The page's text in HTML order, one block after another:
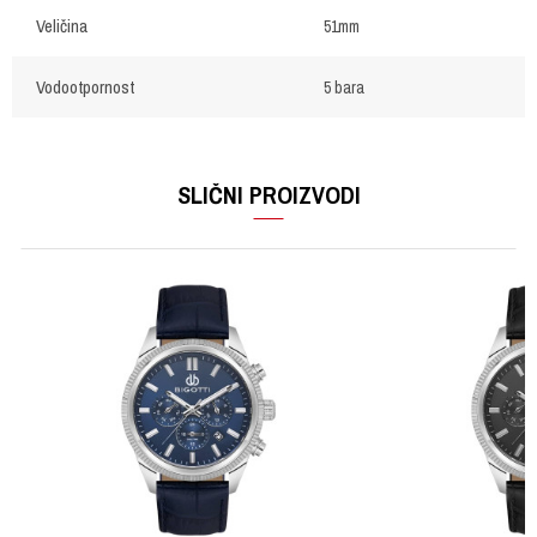
Veličina 51mm
Vodootpornost 5 bara
SLIČNI PROIZVODI